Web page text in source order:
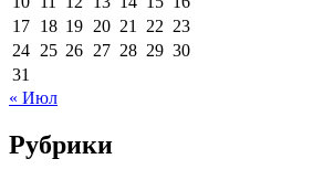
17 18 19 20 21 22 23
24 25 26 27 28 29 30
31
« Июл
Рубрики